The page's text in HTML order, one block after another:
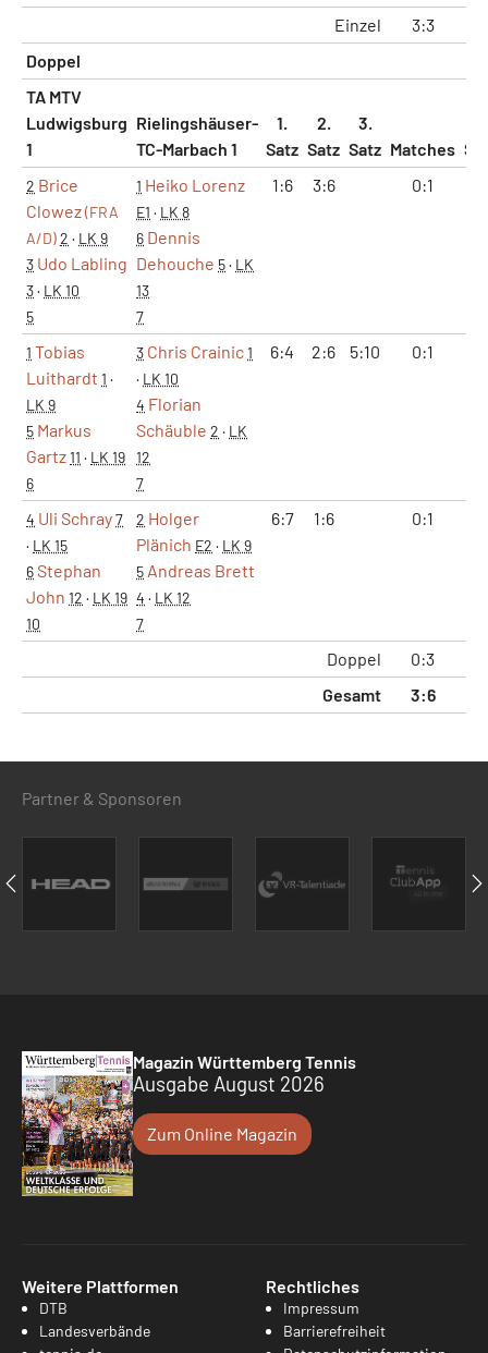
Einzel 3:3
Doppel
TA MTV
Ludwigsburg
1
Rielingshäuser-
TC-Marbach 1
1.
Satz
2.
Satz
3.
Satz Matches
2 Brice
Clowez(FRA
A/D)2 · LK 9
3 Udo Labling
3· LK 10
5
1 Heiko Lorenz
E1 · LK 8
6 Dennis
Dehouche 5· LK
13
7
1:6 3:6 0:1
1 Tobias
Luithardt 1 ·
LK 9
5 Markus
Gartz11 · LK 19
6
3 Chris Crainic1
· LK 10
4 Florian
Schäuble 2 · LK
12
7
6:4 2:6 5:10 0:1
4 Uli Schray7
· LK 15
6Stephan
John 12 · LK 19
10
2 Holger
Plänich E2 · LK 9
5 Andreas Brett
4 · LK 12
7
6:7 1:6 0:1
Doppel 0:3
Gesamt
3:6
Partner & Sponsoren
Magazin Württemberg Tennis
Ausgabe August 2026
Zum Online Magazin
Weitere Plattformen
DTB
Landesverbände
Rechtliches
Impressum
Barrierefreiheit